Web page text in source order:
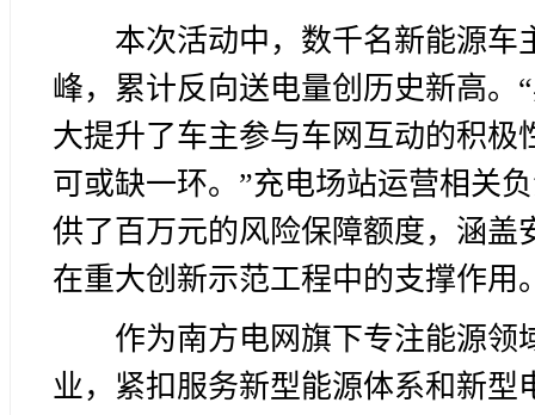
本次活动中，数千名新能源车
峰，累计反向送电量创历史新高。
大提升了车主参与车网互动的积
可或缺一环。”充电场站运营相关
供了百万元的风险保障额度，涵
在重大创新示范工程中的支撑作用
作为南方电网旗下专注能源领
业，紧扣服务新型能源体系和新